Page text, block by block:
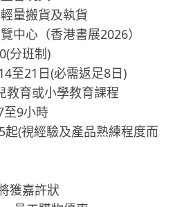
量搬貨及執貨
中心（香港書展2026）
分班制)
至21日(必需返足8日)
育或小學教育課程
9小時
經驗及產品熟練程度而
嘉許狀